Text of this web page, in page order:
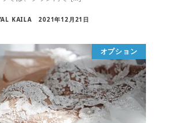
KAILA 2021年12月21日
オプション